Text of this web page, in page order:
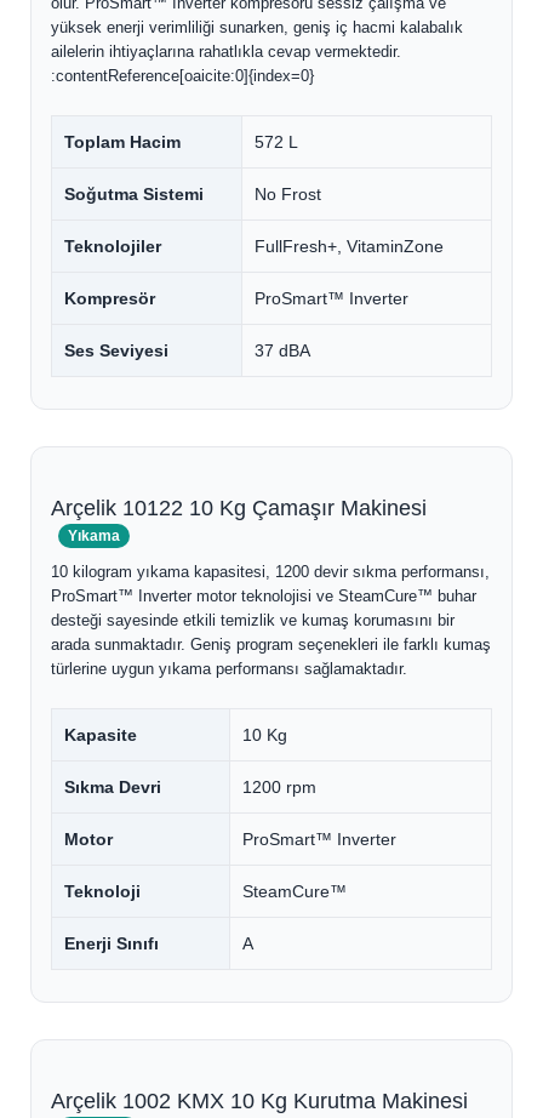
yüksek enerji verimliliği sunarken, geniş iç hacmi kalabalık
ailelerin ihtiyaçlarına rahatlıkla cevap vermektedir.
:contentReference[oaicite:0]{index=0}
Toplam Hacim 572 L
Soğutma Sistemi No Frost
Teknolojiler FullFresh+, VitaminZone
Kompresör ProSmart™ Inverter
Ses Seviyesi 37 dBA
Arçelik 10122 10 Kg Çamaşır Makinesi
Yıkama
10 kilogram yıkama kapasitesi, 1200 devir sıkma performansı,
ProSmart™ Inverter motor teknolojisi ve SteamCure™ buhar
desteği sayesinde etkili temizlik ve kumaş korumasını bir
arada sunmaktadır. Geniş program seçenekleri ile farklı kumaş
türlerine uygun yıkama performansı sağlamaktadır.
Kapasite 10 Kg
Sıkma Devri 1200 rpm
Motor ProSmart™ Inverter
Teknoloji SteamCure™
Enerji Sınıfı A
Arçelik 1002 KMX 10 Kg Kurutma Makinesi